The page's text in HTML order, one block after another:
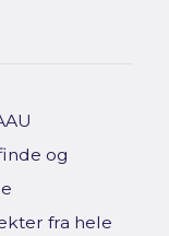
og
fra hele